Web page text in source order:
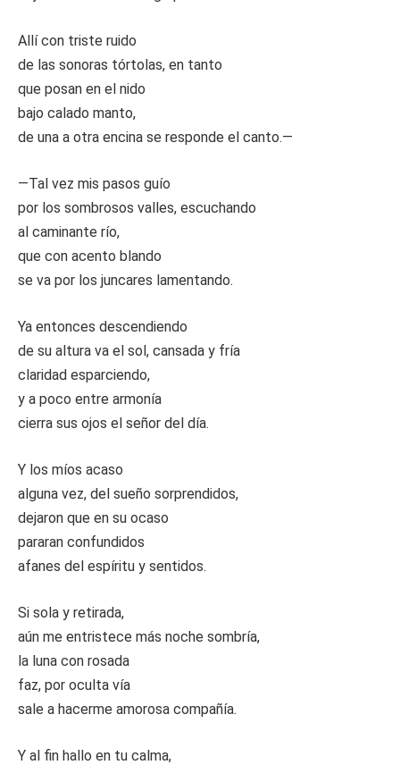
Allí con triste ruido
de las sonoras tórtolas, en tanto
que posan en el nido
bajo calado manto,
de una a otra encina se responde el canto.—
—Tal vez mis pasos guío
por los sombrosos valles, escuchando
al caminante río,
que con acento blando
se va por los juncares lamentando.
Ya entonces descendiendo
de su altura va el sol, cansada y fría
claridad esparciendo,
y a poco entre armonía
cierra sus ojos el señor del día.
Y los míos acaso
alguna vez, del sueño sorprendidos,
dejaron que en su ocaso
pararan confundidos
afanes del espíritu y sentidos.
Si sola y retirada,
aún me entristece más noche sombría,
la luna con rosada
faz, por oculta vía
sale a hacerme amorosa compañía.
Y al fin hallo en tu calma,